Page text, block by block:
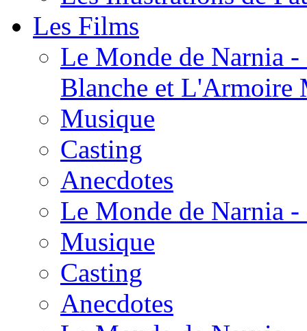
Les Films
Le Monde de Narnia
Blanche et L'Armoire
Musique
Casting
Anecdotes
Le Monde de Narnia
Musique
Casting
Anecdotes